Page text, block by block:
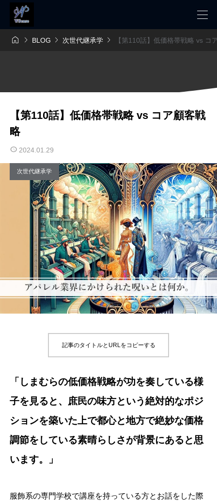
  BLOG  次世代継承学  【第110話】低価格帯戦略 vs コ
【第110話】低価格帯戦略 vs コア顧客戦
略
2024.01.29
次世代継承学
記事のタイトルとURLをコピーする
「しまむらの低価格戦略が功を奏している様
子を見ると、庶民の味方という絶対的なポジ
ションを築いた上で都心と地方で絶妙な価格
調節をしている素晴らしさが背景にあると思
います。」
服飾系の専門学校で講座を持っている方とお話をした際